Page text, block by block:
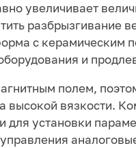
увеличивает
разбрызгивание
с керамическим
и
полем,
высокой вязкости.
установки